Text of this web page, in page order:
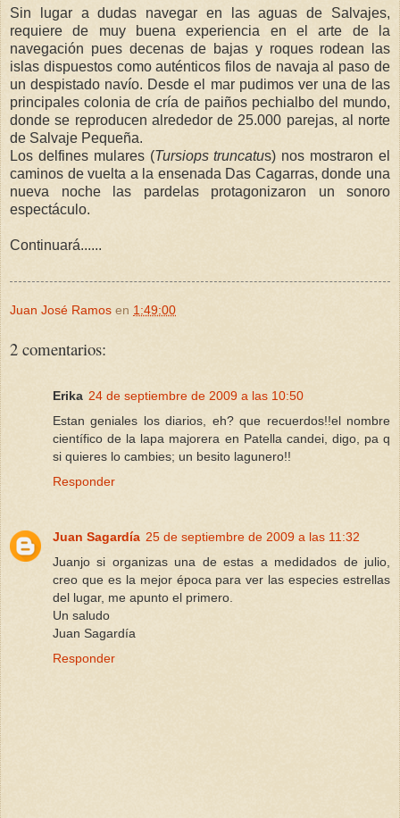
Sin lugar a dudas navegar en las aguas de Salvajes,
requiere de muy buena experiencia en el arte de la
navegación pues decenas de bajas y roques rodean las
islas dispuestos como auténticos filos de navaja al paso de
un despistado navío. Desde el mar pudimos ver una de las
principales colonia de cría de paiños pechialbo del mundo,
donde se reproducen alrededor de 25.000 parejas, al norte
de Salvaje Pequeña.
Los delfines mulares (Tursiopstruncatus) nos mostraron el
caminos de vuelta a la ensenada Das Cagarras, donde una
nueva noche las pardelas protagonizaron un sonoro
espectáculo.
Continuará......
Juan José Ramos en 1:49:00
2 comentarios:
Erika 24 de septiembre de 2009 a las 10:50
Estan geniales los diarios, eh? que recuerdos!!el nombre
científico de la lapa majorera en Patella candei, digo, pa q
si quieres lo cambies; un besito lagunero!!
Responder
Juan Sagardía 25 de septiembre de 2009 a las 11:32
Juanjo si organizas una de estas a medidados de julio,
creo que es la mejor época para ver las especies estrellas
del lugar, me apunto el primero.
Un saludo
Juan Sagardía
Responder